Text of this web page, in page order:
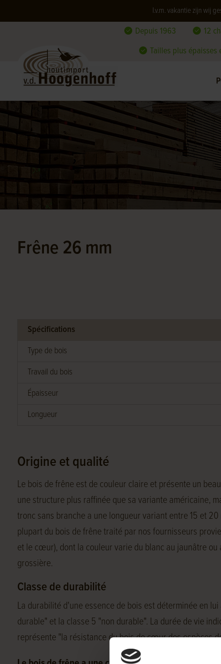
I.v.m. vakantie zijn wij
Depuis 1963
12
Tailles plus épaisses
Frêne 26 mm
Spécifications
Type de bois
Travail du bois
Épaisseur
Longueur
Origine et qualité
Le bois de frêne est de couleur claire et présente un
une structure plus raffinée que sa variante américaine,
tronc sans branche a une longueur variant entre 15 et
plupart du bois de frêne traité par nos fournisseurs
et le cœur), dont la couleur varie du blanc au jaunâtre
grossière.
Classe de durabilité
La durabilité d'une essence de bois est déterminée en
durable" et la classe 5 "non durable". La durée de vie
représente "la résistance du bois de cœur des espèces